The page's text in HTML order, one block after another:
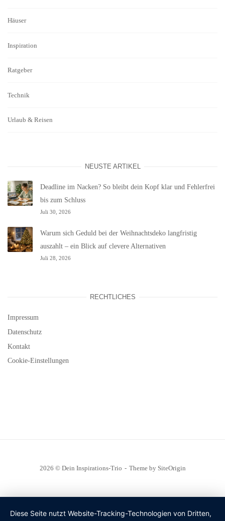
Häuser
Inspiration
Ratgeber
Technik
Urlaub & Reisen
NEUSTE ARTIKEL
Deadline im Nacken? So bleibt dein Kopf klar und Fehlerfrei
bis zum Schluss
Juli 30, 2026
Warum sich Geduld bei der Weihnachtsdeko langfristig
auszahlt – ein Blick auf clevere Alternativen
Juli 28, 2026
RECHTLICHES
Impressum
Datenschutz
Kontakt
Cookie-Einstellungen
2026 © Dein Inspirations-Trio Theme by SiteOrigin
Diese Seite nutzt Website-Tracking-Technologien von Dritten,